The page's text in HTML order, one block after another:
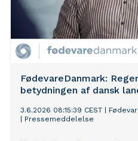
FødevareDanmark:
betydningen af dansk
3.6.2026 08:15:39 CEST
Pressemeddelelse